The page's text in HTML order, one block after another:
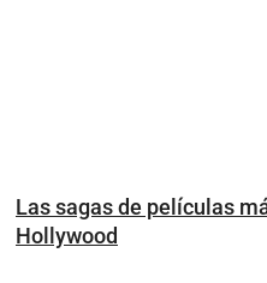
Las sagas de películas
Hollywood